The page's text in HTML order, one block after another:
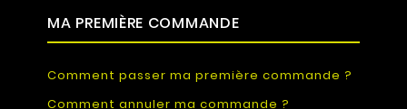
MA PREMIÈRE COMMANDE
Comment passer ma première commande ?
Comment annuler ma commande ?